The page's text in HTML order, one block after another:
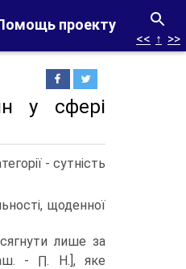
проекту
<< ↑ >>
у сфері
- сутність
щоденної
лише за
- ∏. H.], яке